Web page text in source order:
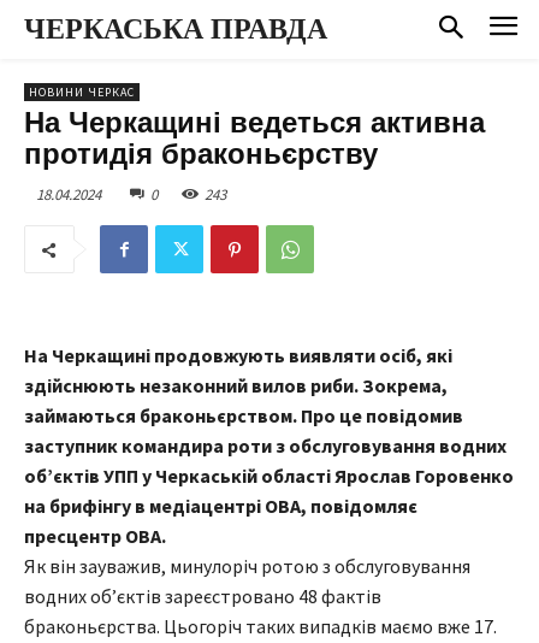
ЧЕРКАСЬКА ПРАВДА
НОВИНИ ЧЕРКАС
На Черкащині ведеться активна
протидія браконьєрству
18.04.2024 0 243
На Черкащині продовжують виявляти осіб, які
здійснюють незаконний вилов риби. Зокрема,
займаються браконьєрством. Про це повідомив
заступник командира роти з обслуговування водних
об’єктів УПП у Черкаській області Ярослав Горовенко
на брифінгу в медіацентрі ОВА, повідомляє
пресцентр ОВА.
Як він зауважив, минулоріч ротою з обслуговування
водних об’єктів зареєстровано 48 фактів
браконьєрства. Цьогоріч таких випадків маємо вже 17.